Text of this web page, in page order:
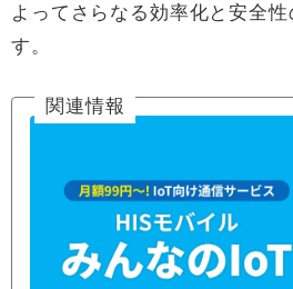
よってさらなる効率化と安全
す。
関連情報